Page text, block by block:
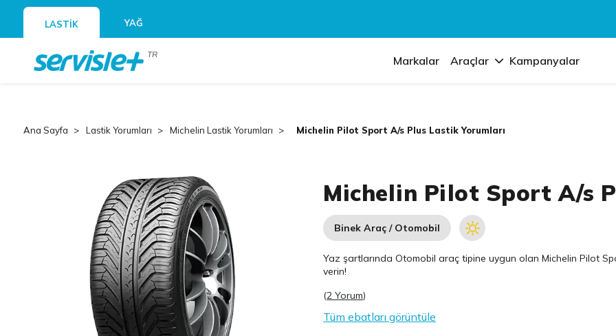
LASTİK YAĞ
TR Markalar Araçlar Kampanyalar
Ana Sayfa Lastik Yorumları Michelin Lastik Yorumları Michelin Pilot Sport A/s Plus Lastik Yorumları
Michelin Pilot Sport A/s
Binek Araç / Otomobil
Yaz şartlarında Otomobil araç tipine uygun olanMichelin Pilot
verin!
(2 Yorum)
Tüm ebatları görüntüle